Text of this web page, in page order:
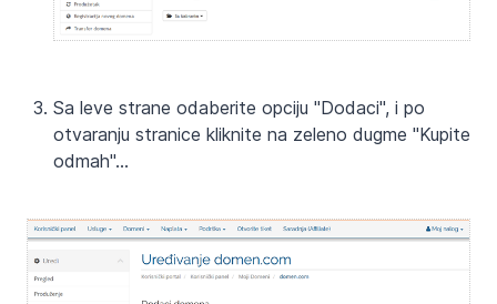
Sa leve strane odaberite opciju "Dodaci", i po
otvaranju stranice kliknite na zeleno dugme "Kupite
odmah"...